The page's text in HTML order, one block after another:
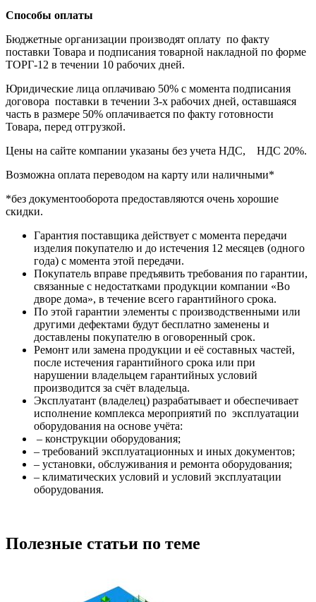
Способы оплаты
Бюджетные организации производят оплату по факту
поставки Товара и подписания товарной накладной по форме
ТОРГ-12 в течении 10 рабочих дней.
Юридические лица оплачиваю 50% с момента подписания
договора поставки в течении 3-х рабочих дней, оставшаяся
часть в размере 50% оплачивается по факту готовности
Товара, перед отгрузкой.
Цены на сайте компании указаны без учета НДС, НДС 20%.
Возможна оплата переводом на карту или наличными*
*без документооборота предоставляются очень хорошие
скидки.
Гарантия поставщика действует с момента передачи
изделия покупателю и до истечения 12 месяцев (одного
года) с момента этой передачи.
Покупатель вправе предъявить требования по гарантии,
связанные с недостатками продукции компании «Во
дворе дома», в течение всего гарантийного срока.
По этой гарантии элементы с производственными или
другими дефектами будут бесплатно заменены и
доставлены покупателю в оговоренный срок.
Ремонт или замена продукции и её составных частей,
после истечения гарантийного срока или при
нарушении владельцем гарантийных условий
производится за счёт владельца.
Эксплуатант (владелец) разрабатывает и обеспечивает
исполнение комплекса мероприятий по эксплуатации
оборудования на основе учёта:
– конструкции оборудования;
– требований эксплуатационных и иных документов;
– установки, обслуживания и ремонта оборудования;
– климатических условий и условий эксплуатации
оборудования.
Полезные статьи по теме